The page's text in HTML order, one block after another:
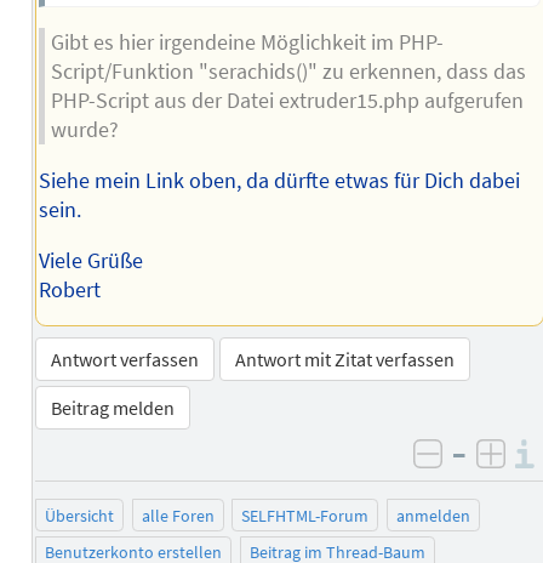
Gibt es hier irgendeine Möglichkeit im PHP-
Script/Funktion "serachids()" zu erkennen, dass das
PHP-Script aus der Datei extruder15.php aufgerufen
wurde?
Siehe mein Link oben, da dürfte etwas für Dich dabei
sein.
Viele Grüße
Robert
Antwort verfassen
Antwort mit Zitat verfassen
Beitrag melden
negativ
–
Übersicht alle Foren SELFHTML-Forum
anmelden
Benutzerkonto erstellen
Beitrag im Thread-Baum